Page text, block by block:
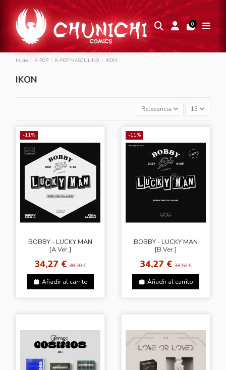
0
Inicio K-POP K-POP MASCULINO IKON
IKON
Relevancia 13
-11%
BOBBY - LUCKY MAN
[A Ver.]
34,27 €38,50 €
Añadir al carrito
-11%
BOBBY - LUCKY MAN
[B Ver.]
34,27 €38,50 €
Añadir al carrito